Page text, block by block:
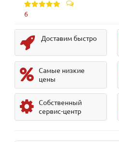
6
Доставим быстро
Самые низкие
цены
Собственный
сервис-центр